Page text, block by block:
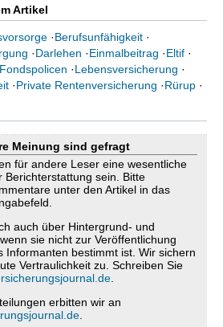
Artikel
·Berufsunfähigkeit ·
·Darlehen ·Einmalbeitrag ·Eltif ·
Fondspolicen ·Lebensversicherung ·
·Private Rentenversicherung ·Rürup ·
Meinung sind gefragt
für andere Leser eine wesentliche
Berichterstattung sein. Bitte
unter den Artikel in das
auch über Hintergrund- und
sie nicht zur Veröffentlichung
Informanten bestimmt ist. Wir sichern
Vertraulichkeit zu. Schreiben Sie
erbitten wir an